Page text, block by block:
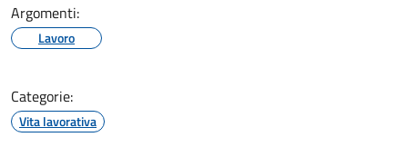
Argomenti:
Lavoro
Categorie:
Vita lavorativa